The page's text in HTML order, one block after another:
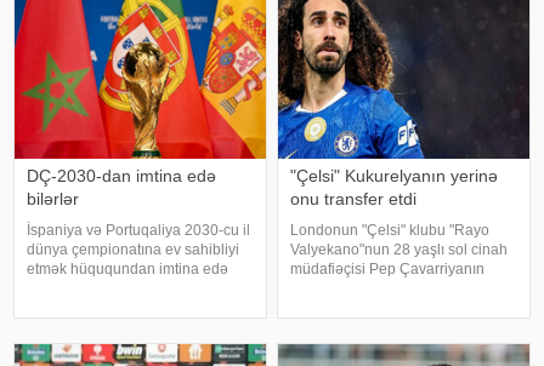
DÇ-2030-dan imtina edə
bilərlər
İspaniya və Portuqaliya 2030-cu il
dünya çempionatına ev sahibliyi
etmək hüququndan imtina edə
Futbol Federasiyas
"Çelsi" Kukurelyanın yerinə
onu transfer etdi
Londonun "Çelsi" klubu "Rayo
Valyekano"nun 28 yaşlı sol cinah
müdafiəçisi Pep Çavarriyanın